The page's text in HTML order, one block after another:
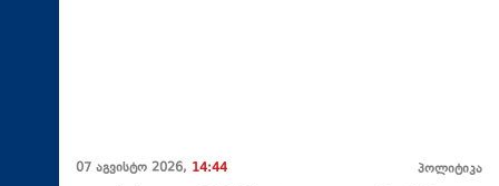
07 აგვისტო 2026, 14:44 პოლიტიკა